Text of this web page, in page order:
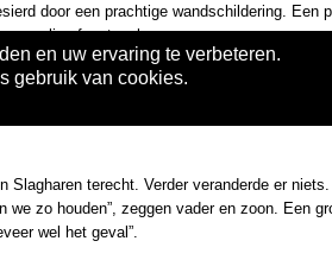
en uw ervaring te verbeteren.
gebruik van cookies.
door een prachtige wandschildering. Een
feestzaal.
van alle gemakken voorzien café-restaurant
in het land met haar recreatieve
terecht. Verder veranderde er
zo houden”, zeggen vader en zoon. Een
wel het geval”.